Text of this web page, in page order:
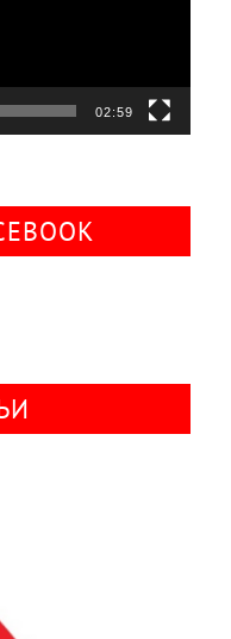
02:59